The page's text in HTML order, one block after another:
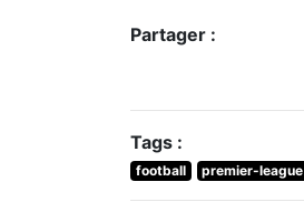
Partager :
Tags :
football premier-league